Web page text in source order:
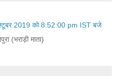
2019 को 8:52:00 pm IST बजे
(भराड़ी माता)